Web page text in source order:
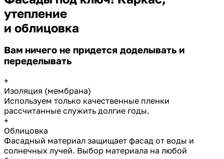
утепление
и облицовка
Вам ничего не придется доделывать и
переделывать
+
Изоляция (мембрана)
Используем только качественные пленки
рассчитанные служить долгие годы.
+
Облицовка
Фасадный материал защищает фасад от воды и
солнечных лучей. Выбор материала на любой